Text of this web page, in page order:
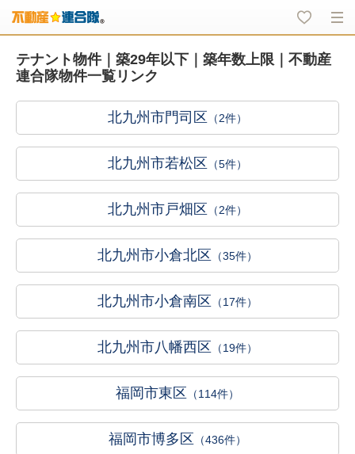
テナント物件｜築29年以下｜築年数上限｜不動産
連合隊物件一覧リンク
北九州市門司区 （2件）
北九州市若松区 （5件）
北九州市戸畑区 （2件）
北九州市小倉北区 （35件）
北九州市小倉南区 （17件）
北九州市八幡西区 （19件）
福岡市東区 （114件）
福岡市博多区 （436件）